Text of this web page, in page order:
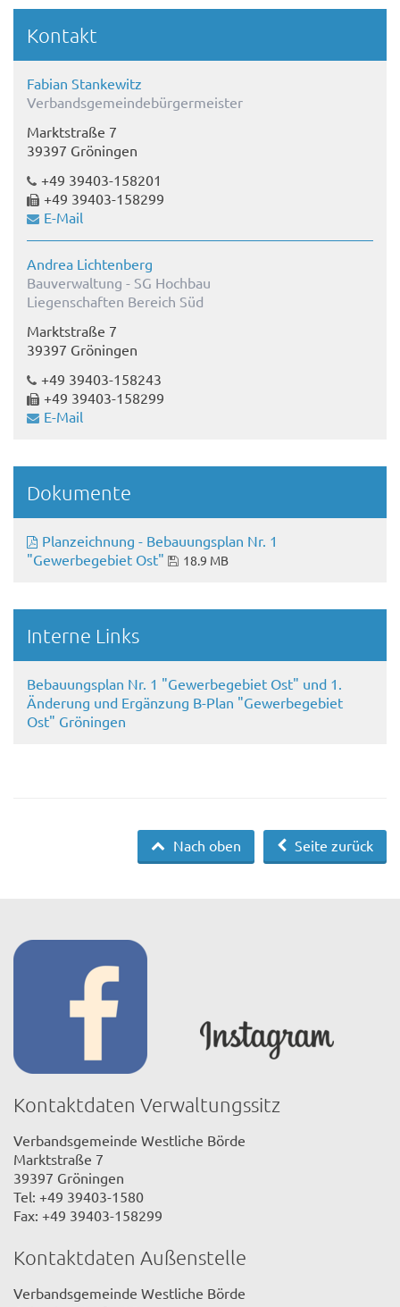
Kontakt
Fabian Stankewitz
Verbandsgemeindebürgermeister
Marktstraße 7
39397 Gröningen
+49 39403-158201
+49 39403-158299
E-Mail
Andrea Lichtenberg
Bauverwaltung - SG Hochbau
Liegenschaften Bereich Süd
Marktstraße 7
39397 Gröningen
+49 39403-158243
+49 39403-158299
E-Mail
Dokumente
Planzeichnung - Bebauungsplan Nr. 1
"Gewerbegebiet Ost"
18.9 MB
Interne Links
Bebauungsplan Nr. 1 "Gewerbegebiet Ost" und 1.
Änderung und Ergänzung B-Plan "Gewerbegebiet
Ost" Gröningen
Seite zurück
Nach oben
Kontaktdaten Verwaltungssitz
Verbandsgemeinde Westliche Börde
Marktstraße 7
39397 Gröningen
Tel: +49 39403-1580
Fax: +49 39403-158299
Kontaktdaten Außenstelle
Verbandsgemeinde Westliche Börde